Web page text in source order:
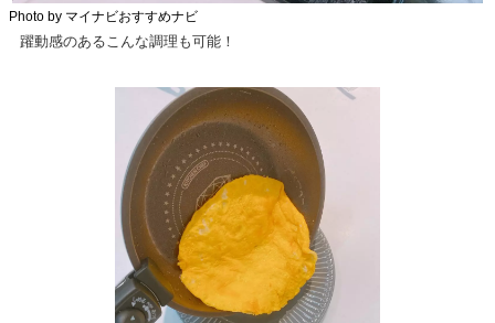
Photo by マイナビおすすめナビ
躍動感のあるこんな調理も可能！